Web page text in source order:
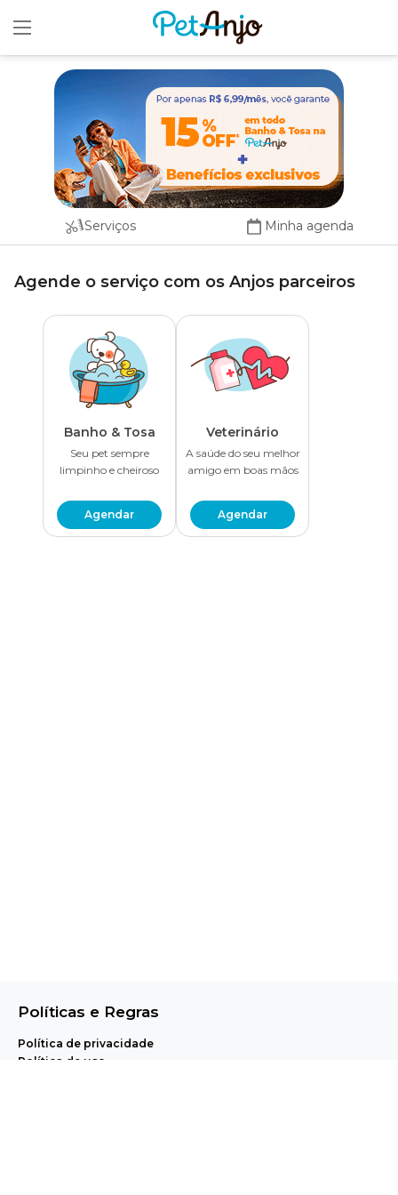
Serviços Minha agenda
Agende o serviço com os Anjos parceiros
Banho & Tosa
Seu pet sempre
limpinho e cheiroso
Agendar
Veterinário
A saúde do seu melhor
amigo em boas mãos
Agendar
Políticas e Regras
Política de privacidade
Política de uso